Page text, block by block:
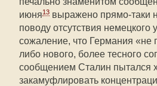
июня13 выражено прямо-таки
поводу отсутствия немецкого
сожаление, что Германия «не
либо нового, более тесного
сообщением Сталин пытался
закамуфлировать